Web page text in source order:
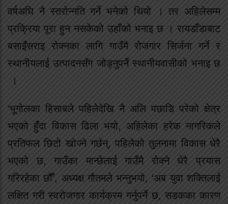
वर्षअघि नै स्तरोन्नति गर्ने भनेको थियो । तर अहिलेसम्म
प्रक्रिया पूरा हुन नसकेको उहाँको भनाइ छ । रायडाँडाबाट
बसाइँसराइ रोक्नका लागि गाउँमै रोजगार सिर्जना गर्ने र
स्थानीयलाई उत्पादनसँग जोड्नुपर्ने स्थानीयवासीको भनाइ छ
।
‘भूगोलका हिसाबले पहिलेदेखि नै अलि पछाडि परेको क्षेत्र
भएको हुँदा विकास ढिला भयो, अहिलेका हरेक नागरिकले
प्रतिफल छिटो खोज्ने गर्छन्, पहिलेको तुलनामा विकास धेरै
भएको छ, गाउँका मान्छेलाई गाउँमै रोक्ने धेरै प्रयास
गरिरहेका छौँ’, अध्यक्ष गौतमले भन्नुभयो, ‘अब युवा शक्तिलाई
लक्षित गरी स्वरोजगार कार्यक्रम गर्नुपर्ने छ, सडकका कारण